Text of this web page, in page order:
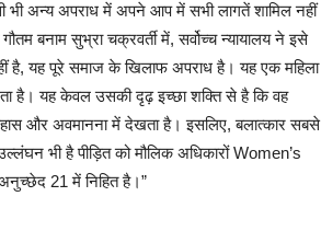
भी अन्य अपराध में अपने आप में सभी लागतें शामिल नहीं
बनाम सुभ्रा चक्रवर्ती में, सर्वोच्च न्यायालय ने इसे
है, यह पूरे समाज के खिलाफ अपराध है। यह एक महिला
है। यह केवल उसकी दृढ़ इच्छा शक्ति से है कि वह
और अवमानना ​​​​में देखता है। इसलिए, बलात्कार सबसे
भी है पीड़ित को मौलिक अधिकारों Women’s
21 में निहित है।”